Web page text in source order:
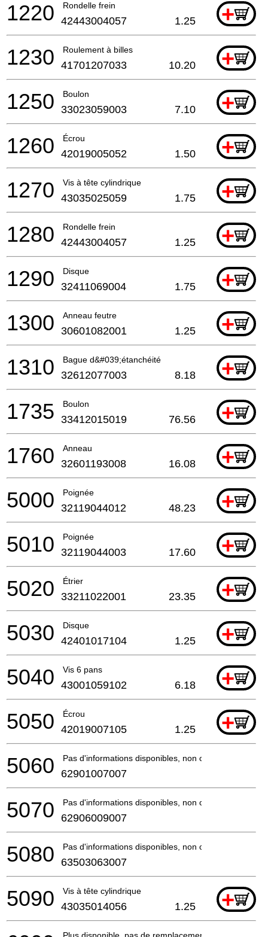
Rondelle frein +
1220 42443004057 1.25
Roulement à billes +
1230 41701207033 10.20
Boulon +
1250 33023059003 7.10
Écrou +
1260 42019005052 1.50
Vis à tête cylindrique +
1270 43035025059 1.75
Rondelle frein +
1280 42443004057 1.25
Disque +
1290 32411069004 1.75
Anneau feutre +
1300 30601082001 1.25
Bague d&#039;étanchéité +
1310 32612077003 8.18
Boulon +
1735 33412015019 76.56
Anneau +
1760 32601193008 16.08
Poignée +
5000 32119044012 48.23
Poignée +
5010 32119044003 17.60
Étrier +
5020 33211022001 23.35
Disque +
5030 42401017104 1.25
Vis 6 pans +
5040 43001059102 6.18
Écrou +
5050 42019007105 1.25
Pas d'informations disponibles, non commandable
5060 62901007007
Pas d'informations disponibles, non commandable
5070 62906009007
Pas d'informations disponibles, non commandable
5080 63503063007
Vis à tête cylindrique +
5090 43035014056 1.25